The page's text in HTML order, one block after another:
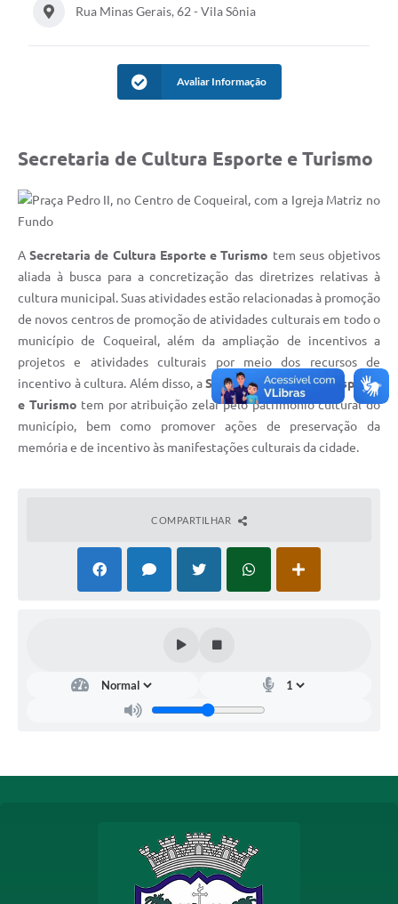
Rua Minas Gerais, 62 - Vila Sônia
Avaliar Informação
Secretaria de Cultura Esporte e Turismo
ASecretaria de Cultura Esporte e Turismo tem seus objetivos
aliada à busca para a concretização das diretrizes relativas à
cultura municipal. Suas atividades estão relacionadas à promoção
de novos centros de promoção de atividades culturais em todo o
município de Coqueiral, além da ampliação de incentivos a
projetos e atividades culturais por meio dos recursos de
incentivo à cultura. Além disso, aSecretaria de Cultura Esporte
e Turismo tem por atribuição zelar pelo patrimônio cultural do
município, bem como promover ações de preservação da
memória e de incentivo às manifestações culturais da cidade.
COMPARTILHAR